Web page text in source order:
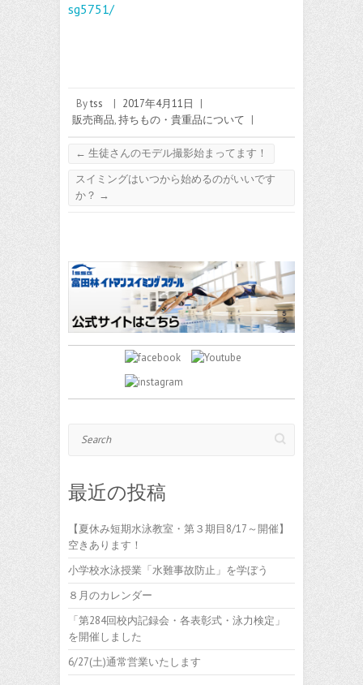
sg5751/
Bytss | 2017年4月11日
|
販売商品,持ちもの・貴重品について |
← 生徒さんのモデル撮影始まってます！
スイミングはいつから始めるのがいいです
か？ →
最近の投稿
【夏休み短期水泳教室・第３期目8/17～開催】
空きあります！
小学校水泳授業「水難事故防止」を学ぼう
８月のカレンダー
「第284回校内記録会・各表彰式・泳力検定」
を開催しました
6/27(土)通常営業いたします